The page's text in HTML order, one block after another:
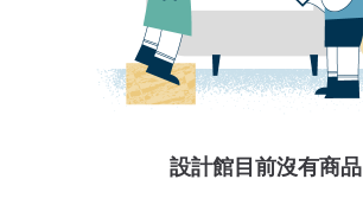
設計館目前沒有商品